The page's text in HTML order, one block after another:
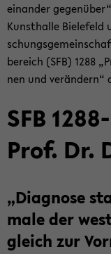
ein­an­der
Kunst­hal­le Bie­le­feld
be­reich (SFB) 1288
nen und ver­än­dern“
SFB
Prof. Dr.
„Dia­gno­se
ma­le der
gleich zur